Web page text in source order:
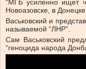
“МГБ усиленно ищет
Новоазовске, в
Васьковский и
называемой “ЛНР”.
Сам Васьковский
“геноцида народа